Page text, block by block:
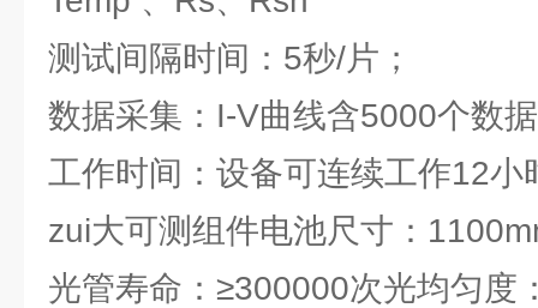
测试间隔时间：5秒/片；
数据采集：I-V曲线含5000个数
工作时间：设备可连续工作12小
zui大可测组件电池尺寸：
光管寿命：≥300000次光均匀度